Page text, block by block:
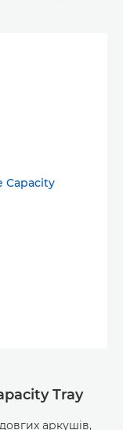
Tray
аркушів,